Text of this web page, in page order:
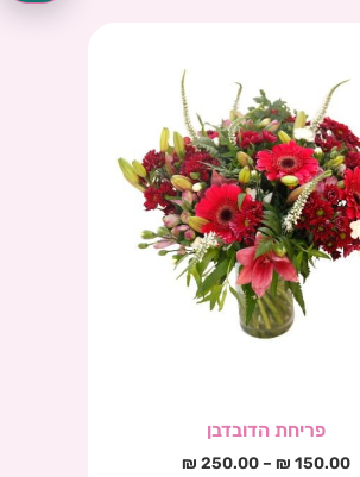
פריחת הדובדבן
₪ 150.00
–
₪ 250.00